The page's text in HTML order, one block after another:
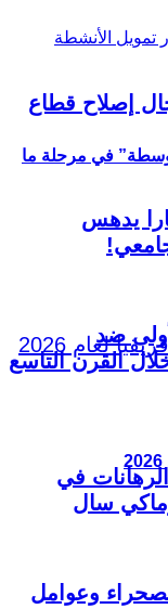
في مرحلة ما
إصلاح قطاع
يدهس
ضد
القرن التاسع
في
سال
وعوامل